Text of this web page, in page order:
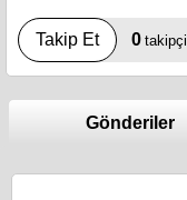
Takip Et 0 takipçi
Gönderiler